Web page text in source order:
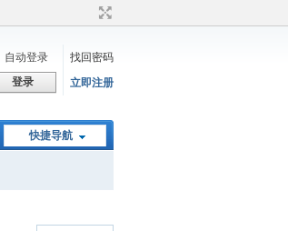
自动登录
找回密码
登录 立即注册
快捷导航